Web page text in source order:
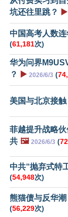
坑还往里跳？
▶️
中国高考人数
(61,181次)
华为问界
？
▶️ 2026/6/3 (
美国与北京接
菲越提升战略
共 🖼️ 2026/6/3 (
中共“抛弃式特
(54,948次)
熊猫债与反华
(56,229次)